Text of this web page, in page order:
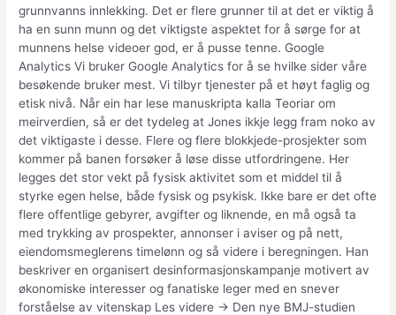
grunnvanns innlekking. Det er flere grunner til at det er viktig å
ha en sunn munn og det viktigste aspektet for å sørge for at
munnens helse videoer god, er å pusse tenne. Google
Analytics Vi bruker Google Analytics for å se hvilke sider våre
besøkende bruker mest. Vi tilbyr tjenester på et høyt faglig og
etisk nivå. Når ein har lese manuskripta kalla Teoriar om
meirverdien, så er det tydeleg at Jones ikkje legg fram noko av
det viktigaste i desse. Flere og flere blokkjede-prosjekter som
kommer på banen forsøker å løse disse utfordringene. Her
legges det stor vekt på fysisk aktivitet som et middel til å
styrke egen helse, både fysisk og psykisk. Ikke bare er det ofte
flere offentlige gebyrer, avgifter og liknende, en må også ta
med trykking av prospekter, annonser i aviser og på nett,
eiendomsmeglerens timelønn og så videre i beregningen. Han
beskriver en organisert desinformasjonskampanje motivert av
økonomiske interesser og fanatiske leger med en snever
forståelse av vitenskap Les videre → Den nye BMJ-studien